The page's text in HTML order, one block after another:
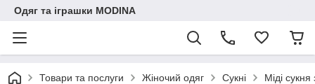
Одяг та іграшки MODINA
Товари та послуги Жіночий одяг Сукні Міді